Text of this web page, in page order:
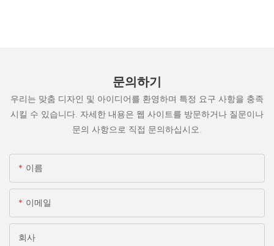
문의하기
우리는 맞춤 디자인 및 아이디어를 환영하며 특정 요구 사항을 충족
시킬 수 있습니다. 자세한 내용은 웹 사이트를 방문하거나 질문이나
문의 사항으로 직접 문의하십시오.
이름
이메일
회사